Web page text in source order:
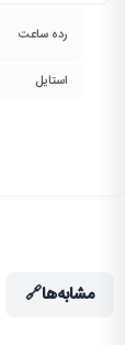
رده ساعت
استایل
مشابه‌ها🔗